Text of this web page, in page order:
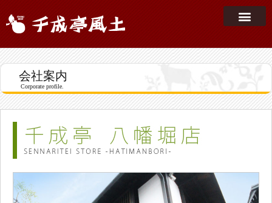
会社案内
Corporate profile.